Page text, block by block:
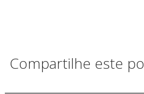
Compartilhe este